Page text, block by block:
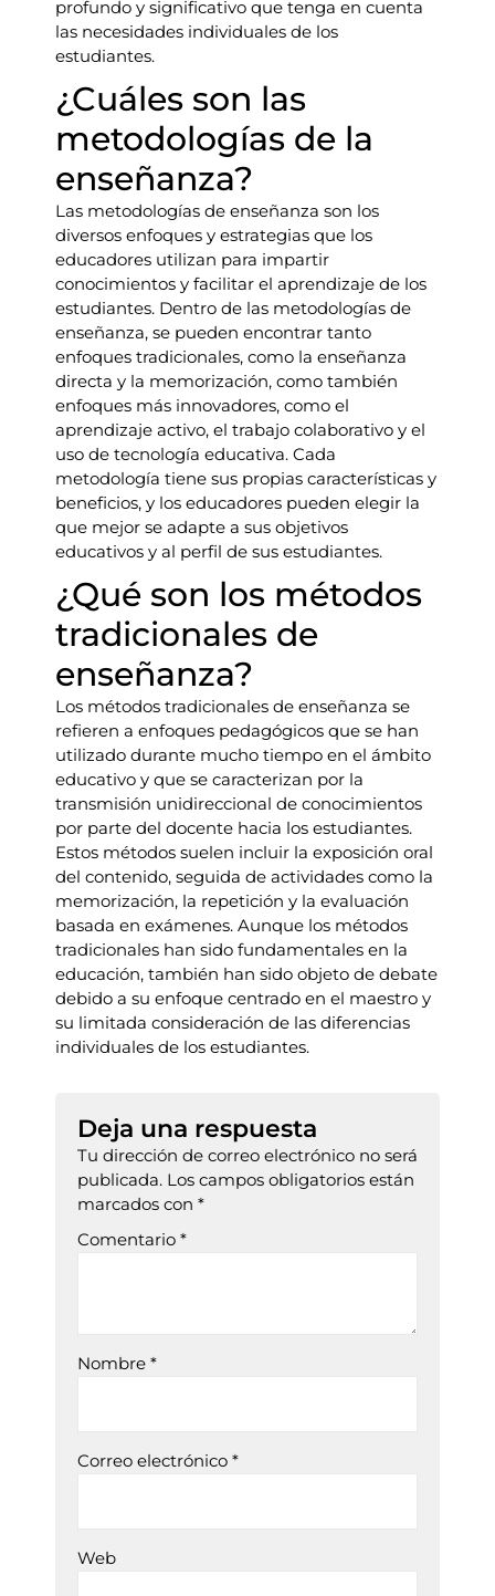
profundo y significativo que tenga en cuenta
las necesidades individuales de los
estudiantes.
¿Cuáles son las
metodologías de la
enseñanza?
Las metodologías de enseñanza son los
diversos enfoques y estrategias que los
educadores utilizan para impartir
conocimientos y facilitar el aprendizaje de los
estudiantes. Dentro de las metodologías de
enseñanza, se pueden encontrar tanto
enfoques tradicionales, como la enseñanza
directa y la memorización, como también
enfoques más innovadores, como el
aprendizaje activo, el trabajo colaborativo y el
uso de tecnología educativa. Cada
metodología tiene sus propias características y
beneficios, y los educadores pueden elegir la
que mejor se adapte a sus objetivos
educativos y al perfil de sus estudiantes.
¿Qué son los métodos
tradicionales de
enseñanza?
Los métodos tradicionales de enseñanza se
refieren a enfoques pedagógicos que se han
utilizado durante mucho tiempo en el ámbito
educativo y que se caracterizan por la
transmisión unidireccional de conocimientos
por parte del docente hacia los estudiantes.
Estos métodos suelen incluir la exposición oral
del contenido, seguida de actividades como la
memorización, la repetición y la evaluación
basada en exámenes. Aunque los métodos
tradicionales han sido fundamentales en la
educación, también han sido objeto de debate
debido a su enfoque centrado en el maestro y
su limitada consideración de las diferencias
individuales de los estudiantes.
Deja una respuesta
Tu dirección de correo electrónico no será
publicada. Los campos obligatorios están
marcados con *
Comentario *
Nombre *
Correo electrónico *
Web